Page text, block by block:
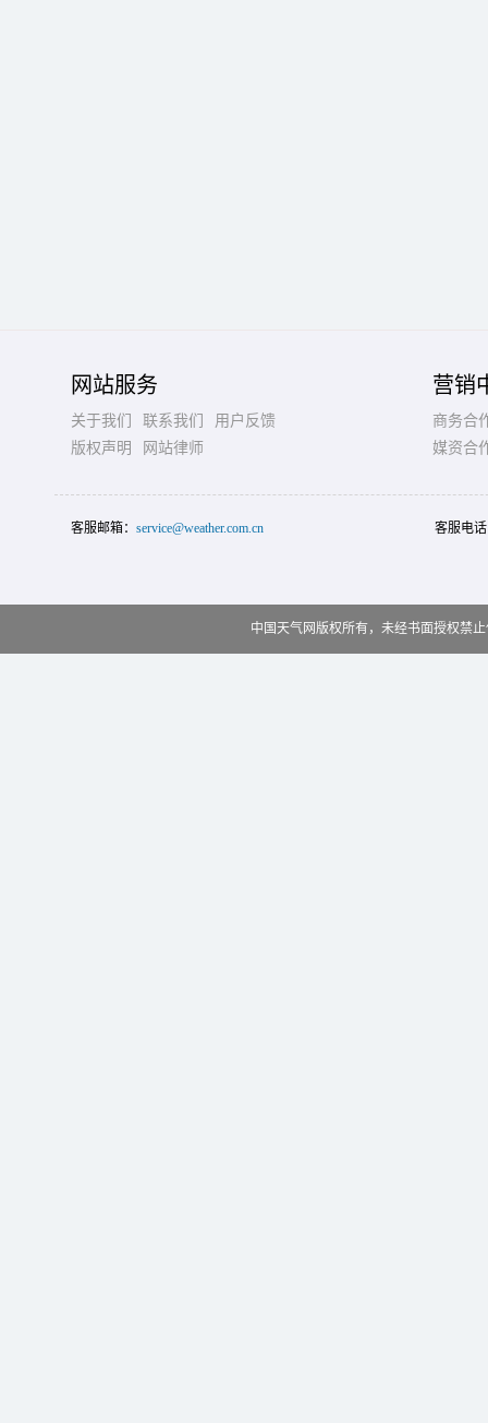
网站服务
关于我们 联系我们
用户反馈
版权声明
网站律师
营销
商务合
媒资合
客服邮箱： service@weather.com.cn 客服电
中国天气网版权所有，未经书面授权